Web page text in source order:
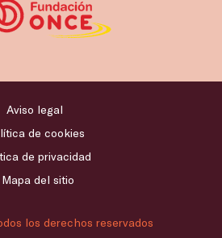
los derechos reservados
Aviso legal
de cookies
de privacidad
Mapa del sitio